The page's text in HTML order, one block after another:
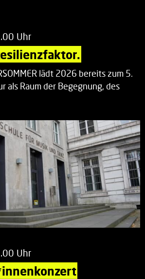
Uhr
lädt 2026 bereits zum 5.
als Raum der Begegnung, des
Uhr